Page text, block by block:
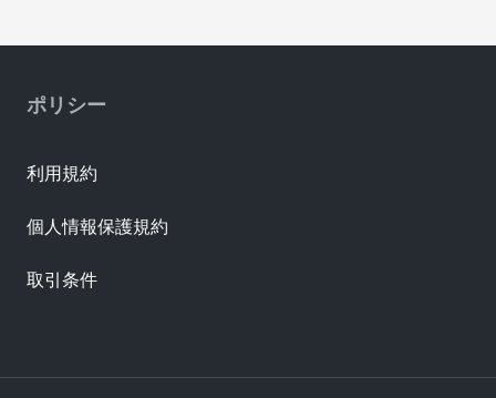
ポリシー
利用規約
個人情報保護規約
取引条件